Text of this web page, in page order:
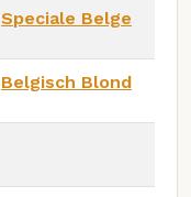
Speciale Belge
Belgisch Blond